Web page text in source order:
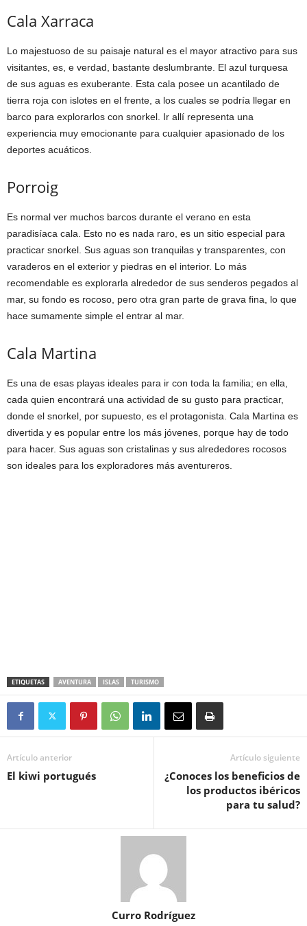
Cala Xarraca
Lo majestuoso de su paisaje natural es el mayor atractivo para sus
visitantes, es, e verdad, bastante deslumbrante. El azul turquesa
de sus aguas es exuberante. Esta cala posee un acantilado de
tierra roja con islotes en el frente, a los cuales se podría llegar en
barco para explorarlos con snorkel. Ir allí representa una
experiencia muy emocionante para cualquier apasionado de los
deportes acuáticos.
Porroig
Es normal ver muchos barcos durante el verano en esta
paradisíaca cala. Esto no es nada raro, es un sitio especial para
practicar snorkel. Sus aguas son tranquilas y transparentes, con
varaderos en el exterior y piedras en el interior. Lo más
recomendable es explorarla alrededor de sus senderos pegados al
mar, su fondo es rocoso, pero otra gran parte de grava fina, lo que
hace sumamente simple el entrar al mar.
Cala Martina
Es una de esas playas ideales para ir con toda la familia; en ella,
cada quien encontrará una actividad de su gusto para practicar,
donde el snorkel, por supuesto, es el protagonista. Cala Martina es
divertida y es popular entre los más jóvenes, porque hay de todo
para hacer. Sus aguas son cristalinas y sus alrededores rocosos
son ideales para los exploradores más aventureros.
ETIQUETAS AVENTURA ISLAS TURISMO
Artículo anterior
El kiwi portugués
Artículo siguiente
¿Conoces los beneficios de
los productos ibéricos
para tu salud?
Curro Rodríguez